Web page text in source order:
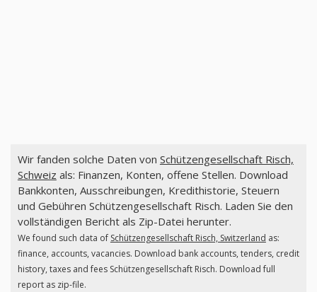
Wir fanden solche Daten von Schützengesellschaft Risch,
Schweiz als: Finanzen, Konten, offene Stellen. Download
Bankkonten, Ausschreibungen, Kredithistorie, Steuern
und Gebühren Schützengesellschaft Risch. Laden Sie den
vollständigen Bericht als Zip-Datei herunter.
We found such data of Schützengesellschaft Risch, Switzerland as:
finance, accounts, vacancies. Download bank accounts, tenders, credit
history, taxes and fees Schützengesellschaft Risch. Download full
report as zip-file.